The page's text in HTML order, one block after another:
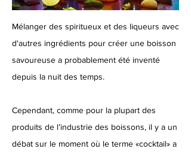
Mélanger des spiritueux et des liqueurs avec
d'autres ingrédients pour créer une boisson
savoureuse a probablement été inventé
depuis la nuit des temps.
Cependant, comme pour la plupart des
produits de l’industrie des boissons, il y a un
débat sur le moment où le terme «cocktail» a